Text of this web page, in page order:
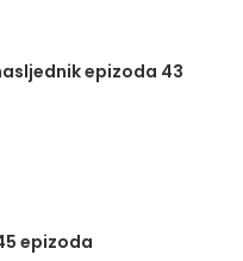
epizoda 43
epizoda